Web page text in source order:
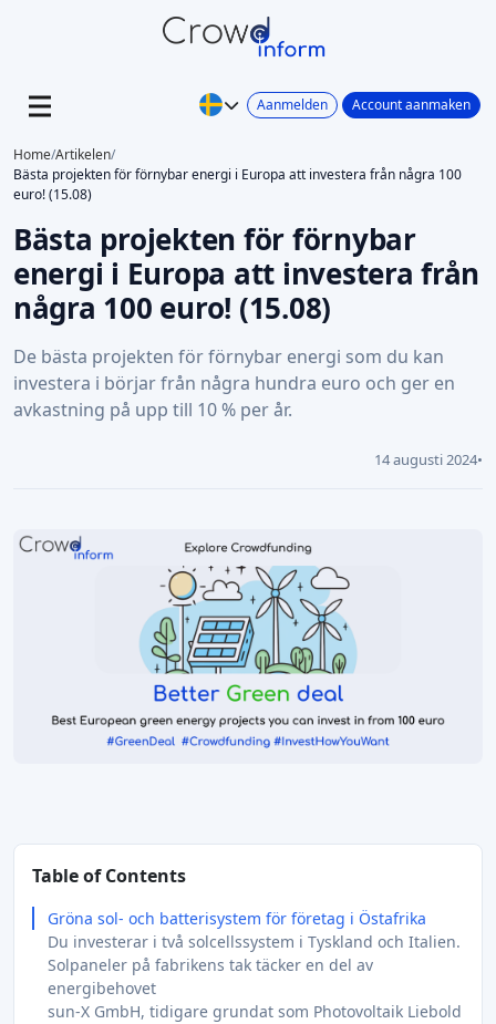
Aanmelden Account aanmaken
Home/Artikelen/
Bästa projekten för förnybar energi i Europa att investera från några 100
euro! (15.08)
Bästa projekten för förnybar
energi i Europa att investera från
några 100 euro! (15.08)
De bästa projekten för förnybar energi som du kan
investera i börjar från några hundra euro och ger en
avkastning på upp till 10 % per år.
14 augusti 2024•
Table of Contents
Gröna sol- och batterisystem för företag i Östafrika
Du investerar i två solcellssystem i Tyskland och Italien.
Solpaneler på fabrikens tak täcker en del av
energibehovet
sun-X GmbH, tidigare grundat som Photovoltaik Liebold